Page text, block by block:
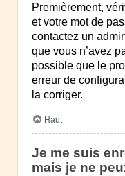
Premièrement,
et votre mot de
contactez un
que vous n’avez
possible que le
erreur de
la corriger.
Haut
Je me suis
mais je ne